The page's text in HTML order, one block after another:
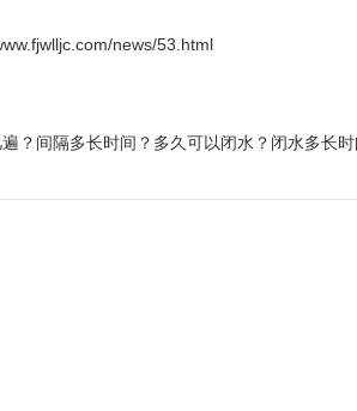
news/53.html
？间隔多长时间？多久可以闭水？闭水多长时